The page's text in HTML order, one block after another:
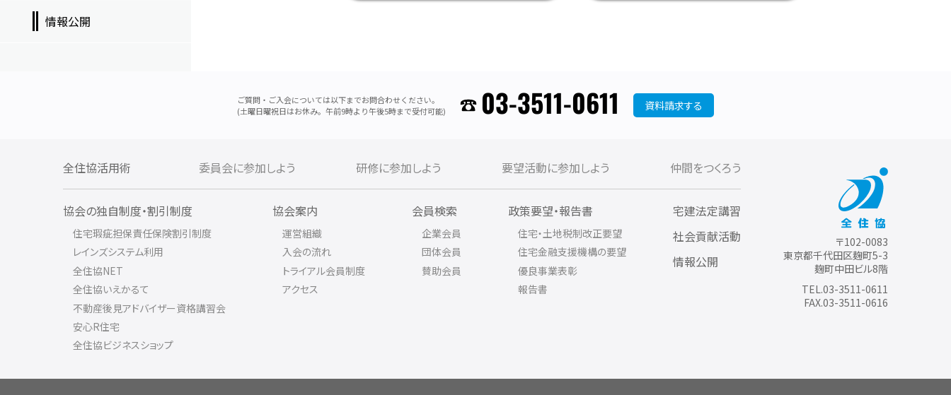
情報公開
ご質問・ご入会については以下までお問合わせください。
(土曜日曜祝日はお休み。午前9時より午後5時まで受付可能)
03-3511-0611 資料請求する
全住協活用術 委員会に参加しよう 研修に参加しよう 要望活動に参加しよう 仲間をつくろう
協会の独自制度・割引制度
住宅瑕疵担保責任保険割引制度
レインズシステム利用
全住協NET
全住協いえかるて
不動産後見アドバイザー資格講習会
安心R住宅
全住協ビジネスショップ
協会案内
運営組織
入会の流れ
トライアル会員制度
アクセス
会員検索
企業会員
団体会員
賛助会員
政策要望・報告書
住宅・土地税制改正要望
住宅金融支援機構の要望
優良事業表彰
報告書
宅建法定講習
社会貢献活動
情報公開
〒102-0083
東京都千代田区麹町5-3
麹町中田ビル8階
TEL.03-3511-0611
FAX.03-3511-0616